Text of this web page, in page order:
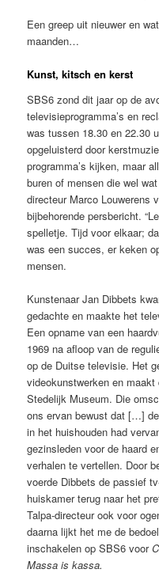
Een greep uit nieuwer en
maanden…
Kunst, kitsch en kerst
SBS6 zond dit jaar op de
televisieprogramma’s en
was tussen 18.30 en 22.30
opgeluisterd door
programma’s kijken, maar
buren of mensen die wel
directeur Marco Louwerens
bijbehorende persbericht.
spelletje. Tijd voor elkaar;
was een succes, er keken
mensen.
Kunstenaar Jan Dibbets
gedachte en maakte het
Een opname van een
1969 na afloop van de
op de Duitse televisie. Het
videokunstwerken en
Stedelijk Museum. Die
ons ervan bewust dat […]
in het huishouden had
gezinsleden voor de haard
verhalen te vertellen. Door
voerde Dibbets de passief
huiskamer terug naar het
Talpa-directeur ook voor
daarna lijkt het me de
inschakelen op SBS6 voor
Massa is kassa.